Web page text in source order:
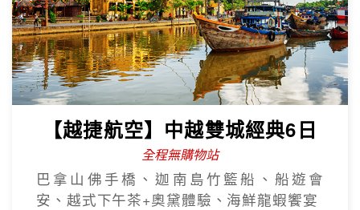
【越捷航空】中越雙城經典6日
全程無購物站
巴拿山佛手橋、迦南島竹籃船、船遊會
安、越式下午茶+奧黛體驗、海鮮龍蝦饗宴